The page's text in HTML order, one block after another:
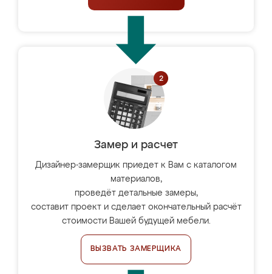
Замер и расчет
Дизайнер-замерщик приедет к Вам с каталогом
материалов,
проведёт детальные замеры,
составит проект и сделает окончательный расчёт
стоимости Вашей будущей мебели.
ВЫЗВАТЬ ЗАМЕРЩИКА